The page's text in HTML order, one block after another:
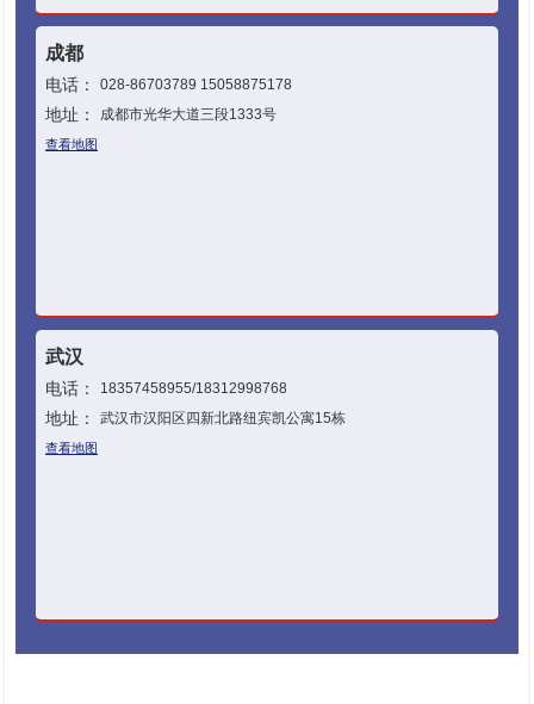
成都
电话： 028-86703789 15058875178
地址： 成都市光华大道三段1333号
查看地图
武汉
电话： 18357458955/18312998768
地址： 武汉市汉阳区四新北路纽宾凯公寓15栋
查看地图